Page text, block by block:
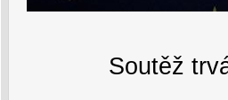
Soutěž